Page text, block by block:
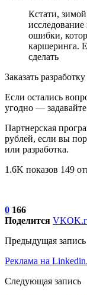
Кстати,
ошибки,
каршеринга.
сделать
Заказать
Если остались
угодно —
Партнерская
рублей, если вы
или разработка.
1.6K показов 149
0 166
Поделится VK
Предыдущая запись
Реклама на
Следующая запись